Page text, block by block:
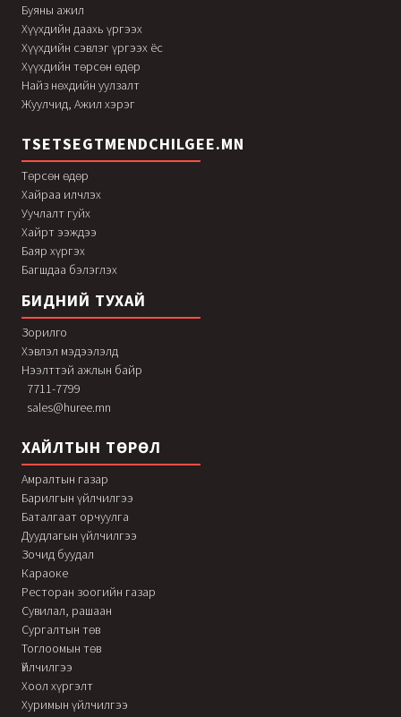
Буяны ажил
Хүүхдийн даахь үргээх
Хүүхдийн сэвлэг үргээх ёс
Хүүхдийн төрсөн өдөр
Найз нөхдийн уулзалт
Жуулчид, Ажил хэрэг
TSETSEGTMENDCHILGEE.MN
Төрсөн өдөр
Хайраа илчлэх
Уучлалт гуйх
Хайрт ээждээ
Баяр хүргэх
Багшдаа бэлэглэх
БИДНИЙ ТУХАЙ
Зорилго
Хэвлэл мэдээлэлд
Нээлттэй ажлын байр
7711-7799
sales@huree.mn
ХАЙЛТЫН ТӨРӨЛ
Амралтын газар
Барилгын үйлчилгээ
Баталгаат орчуулга
Дуудлагын үйлчилгээ
Зочид буудал
Караоке
Ресторан зоогийн газар
Сувилал, рашаан
Сургалтын төв
Тоглоомын төв
Үйлчилгээ
Хоол хүргэлт
Хуримын үйлчилгээ